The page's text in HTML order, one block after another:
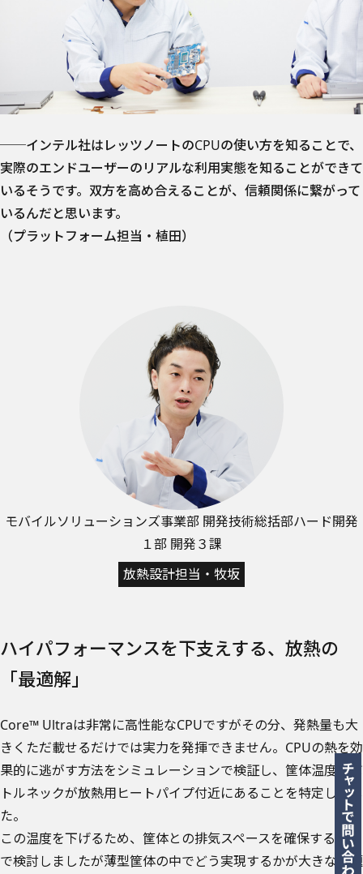
──インテル社はレッツノートのCPUの使い方を知ることで、
実際のエンドユーザーのリアルな利用実態を知ることができて
いるそうです。双方を高め合えることが、信頼関係に繋がって
いるんだと思います。
（プラットフォーム担当・植田）
モバイルソリューションズ事業部 開発技術総括部ハード開発
１部 開発３課
放熱設計担当・牧坂
ハイパフォーマンスを下支えする、放熱の
「最適解」
Core™ Ultraは非常に高性能なCPUですがその分、発熱量も大
きくただ載せるだけでは実力を発揮できません。CPUの熱を効
果的に逃がす方法をシミュレーションで検証し、筐体温度のボ
トルネックが放熱用ヒートパイプ付近にあることを特定しまし
た。
この温度を下げるため、筐体との排気スペースを確保する方向
で検討しましたが薄型筐体の中でどう実現するかが大きな課題